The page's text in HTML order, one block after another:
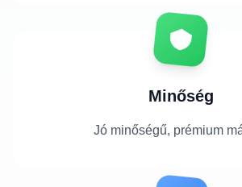
Minőség
Jó minőségű, prémium